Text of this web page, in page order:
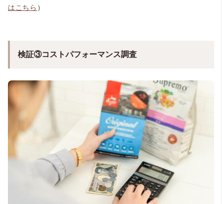
はこちら ）
検証③コストパフォーマンス調査